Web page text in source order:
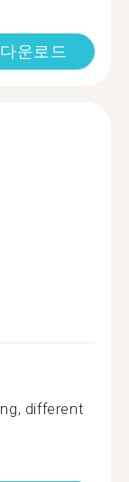
운로드
different